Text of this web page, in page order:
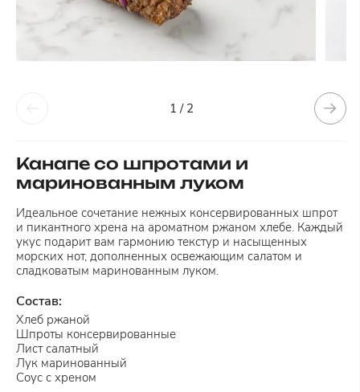
1 / 2
Канапе со шпротами и
маринованным луком
Идеальное сочетание нежных консервированных шпрот
и пикантного хрена на ароматном ржаном хлебе. Каждый
укус подарит вам гармонию текстур и насыщенных
морских нот, дополненных освежающим салатом и
сладковатым маринованным луком.
Состав:
Хлеб ржаной
Шпроты консервированные
Лист салатный
Лук маринованный
Соус с хреном